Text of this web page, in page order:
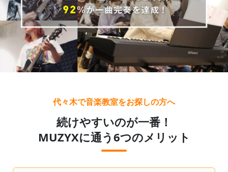
代々木で音楽教室をお探しの方へ
続けやすいのが一番！
MUZYXに通う6つのメリット